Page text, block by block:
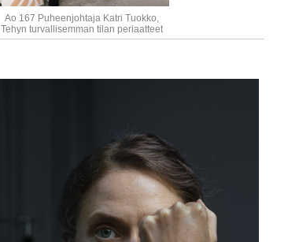
Ao 167 Puheenjohtaja Katri Tuokko,
Tehyn turvallisemman tilan periaatteet